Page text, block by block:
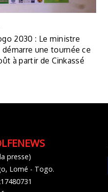
2030 : Le ministre
démarre une tournée ce
à partir de Cinkassé
presse)
Lomé - Togo.